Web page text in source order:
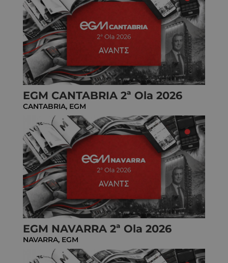
EGM CANTABRIA 2ª Ola 2026
CANTABRIA, EGM
EGM NAVARRA 2ª Ola 2026
NAVARRA, EGM